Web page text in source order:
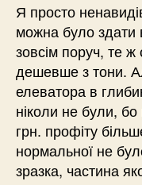
Я просто
можна було здати
зовсім поруч, те
дешевше з тони.
елеватора в
ніколи не були,
грн. профіту
нормальної не
зразка, частина